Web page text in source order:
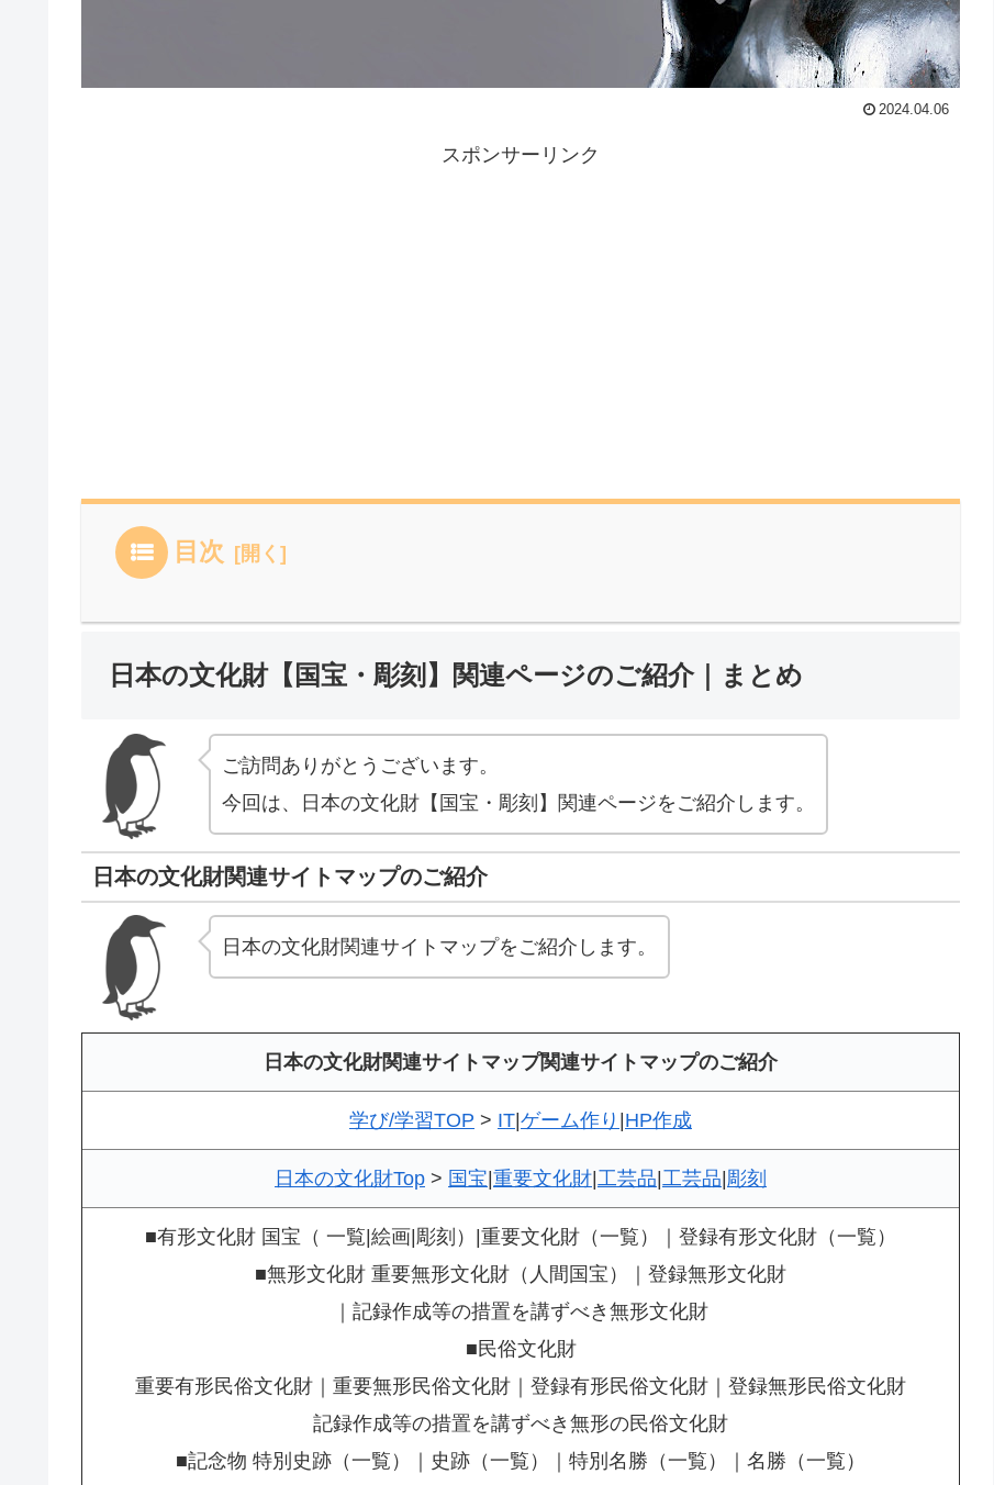
2024.04.06
スポンサーリンク
目次
日本の文化財【国宝・彫刻】関連ページのご紹介｜まとめ
ご訪問ありがとうございます。
今回は、日本の文化財【国宝・彫刻】関連ページをご紹介します。
日本の文化財関連サイトマップのご紹介
日本の文化財関連サイトマップをご紹介します。
日本の文化財関連サイトマップ関連サイトマップのご紹介
学び/学習TOP > IT|ゲーム作り |HP作成
日本の文化財Top > 国宝|重要文化財|工芸品|工芸品|彫刻
■有形文化財 国宝（ 一覧|絵画|彫刻）|重要文化財（一覧）｜登録有形文化財（一覧）
■無形文化財 重要無形文化財（人間国宝）｜登録無形文化財
｜記録作成等の措置を講ずべき無形文化財
■民俗文化財
重要有形民俗文化財｜重要無形民俗文化財｜登録有形民俗文化財｜登録無形民俗文化財
記録作成等の措置を講ずべき無形の民俗文化財
■記念物 特別史跡（一覧）｜史跡（一覧）｜特別名勝（一覧）｜名勝（一覧）